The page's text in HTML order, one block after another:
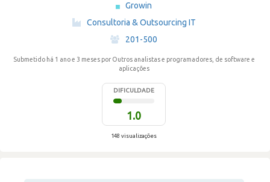
Growin
·
Consultoria & Outsourcing IT
·
201-500
Submetido há 1 ano e 3 meses por Outros analistas e programadores, de software e
aplicações
DIFICULDADE
1.0
148 visualizações